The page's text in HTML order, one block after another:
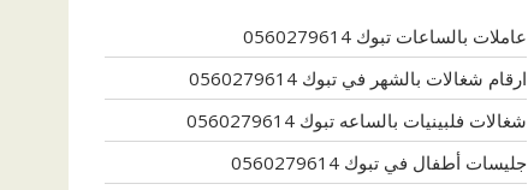
عاملات بالساعات تبوك 0560279614
ارقام شغالات بالشهر في تبوك 0560279614
شغالات فلبينيات بالساعه تبوك 0560279614
جليسات أطفال في تبوك 0560279614